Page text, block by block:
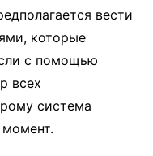
вести
которые
с помощью
всех
система